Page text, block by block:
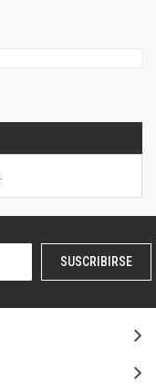
SUSCRIBIRSE